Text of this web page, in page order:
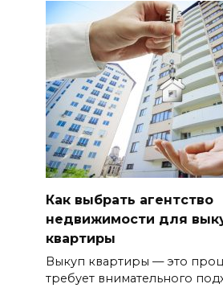
Как выбрать агентство
недвижимости для
квартиры
Выкуп квартиры — это
требует внимательного